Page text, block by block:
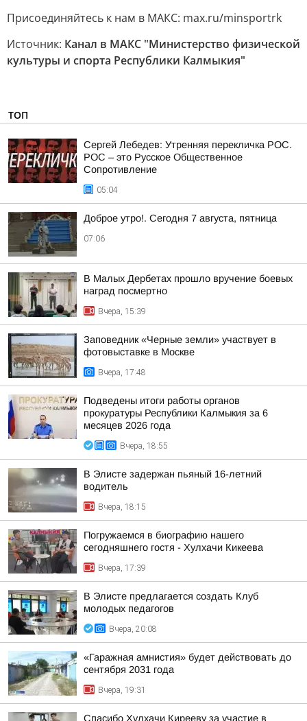
Присоединяйтесь к нам в МАКС: max.ru/minsportrk
Источник: Канал в МАКС "Министерство физической
культуры и спорта Республики Калмыкия"
ТОП
Сергей Лебедев: Утренняя перекличка РОС.
РОС – это Русское Общественное
Сопротивление
05:04
Доброе утро!. Сегодня 7 августа, пятница
07:06
В Малых Дербетах прошло вручение боевых
наград посмертно
Вчера, 15:39
Заповедник «Черные земли» участвует в
фотовыставке в Москве
Вчера, 17:48
Подведены итоги работы органов
прокуратуры Республики Калмыкия за 6
месяцев 2026 года
Вчера, 18:55
В Элисте задержан пьяный 16-летний
водитель
Вчера, 18:15
Погружаемся в биографию нашего
сегодняшнего гостя - Хулхачи Кикеева
Вчера, 17:39
В Элисте предлагается создать Клуб
молодых педагогов
Вчера, 20:08
«Гаражная амнистия» будет действовать до
сентября 2031 года
Вчера, 19:31
Спасибо Хулхачи Кирееву за участие в